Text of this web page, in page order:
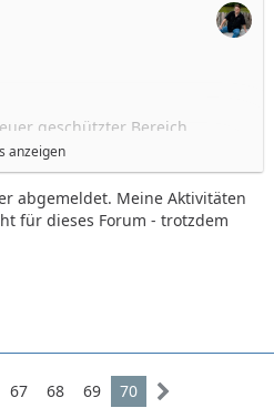
geschützter Bereich
" eröffnet.
werden möchte, kann
wird dann vom Team für den
anzeigen
abgemeldet. Meine Aktivitäten
für dieses Forum - trotzdem
67 68 69 70